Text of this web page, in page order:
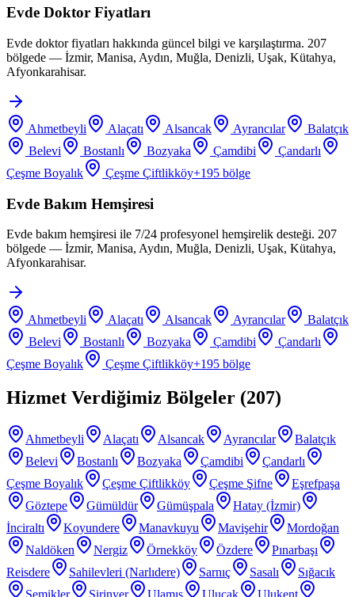
Evde Doktor Fiyatları
Evde doktor fiyatları hakkında güncel bilgi ve karşılaştırma. 207
bölgede — İzmir, Manisa, Aydın, Muğla, Denizli, Uşak, Kütahya,
Afyonkarahisar.
Ahmetbeyli Alaçatı Alsancak Ayrancılar
Balatçık
Belevi
Bostanlı Bozyaka Çamdibi
Çandarlı
Çeşme Boyalık
Çeşme Çiftlikköy+195 bölge
Evde Bakım Hemşiresi
Evde bakım hemşiresi ile 7/24 profesyonel hemşirelik desteği. 207
bölgede — İzmir, Manisa, Aydın, Muğla, Denizli, Uşak, Kütahya,
Afyonkarahisar.
Ahmetbeyli Alaçatı Alsancak Ayrancılar
Balatçık
Belevi
Bostanlı Bozyaka Çamdibi
Çandarlı
Çeşme Boyalık
Çeşme Çiftlikköy+195 bölge
Hizmet Verdiğimiz Bölgeler (207)
Ahmetbeyli Alaçatı Alsancak Ayrancılar
Balatçık
Belevi
Bostanlı Bozyaka Çamdibi
Çandarlı
Çeşme Boyalık
Çeşme Çiftlikköy Çeşme Şifne
Eşrefpaşa
Göztepe
Gümüldür Gümüşpala
Hatay (İzmir)
İnciraltı
Koyundere Manavkuyu Mavişehir
Mordoğan
Naldöken
Nergiz Örnekköy Özdere
Pınarbaşı
Reisdere
Sahilevleri (Narlıdere) Sarnıç Sasalı
Sığacık